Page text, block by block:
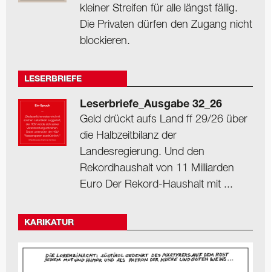
kleiner Streifen für alle längst fällig.
Die Privaten dürfen den Zugang nicht
blockieren.
LESERBRIEFE
Leserbriefe_Ausgabe 32_26
Geld drückt aufs Land ff 29/26 über
die Halbzeitbilanz der
Landesregierung. Und den
Rekordhaushalt von 11 Milliarden
Euro Der Rekord-Haushalt mit ...
KARIKATUR